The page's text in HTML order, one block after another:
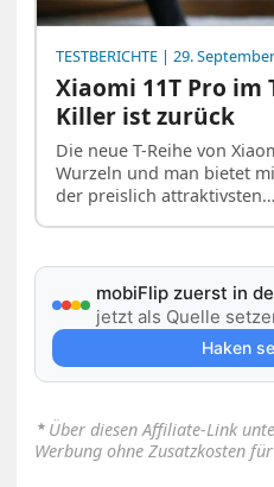
TESTBERICHTE | 29.
Xiaomi 11T Pro im
Killer ist zurück
Die neue T-Reihe von
Wurzeln und man bietet
der preislich attraktivsten…
mobiFlip zuerst in
jetzt als Quelle
Haken
⋆ Über diesen Affiliate-Link
Werbung ohne Zusatzkosten